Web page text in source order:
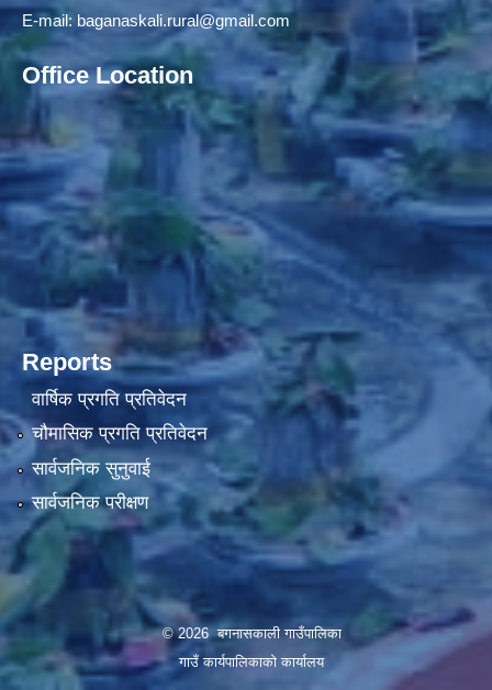
E-mail: baganaskali.rural@gmail.com
Office Location
Reports
वार्षिक प्रगति प्रतिवेदन
चौमासिक प्रगति प्रतिवेदन
सार्वजनिक सुनुवाई
सार्वजनिक परीक्षण
© 2026 बगनासकाली गाउँपालिका
गाउँ कार्यपालिकाको कार्यालय